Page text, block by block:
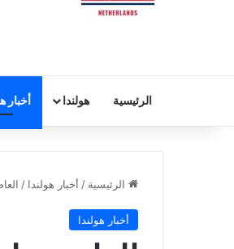
الرئيسية هولندا أخبار
الرئيسية / أخبار هولندا /
أخبار هولندا